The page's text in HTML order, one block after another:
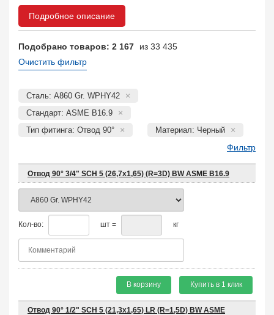
Подробное описание
Подобрано товаров: 2 167
из 33 435
Очистить фильтр
Сталь: A860 Gr. WPHY42
Стандарт: ASME B16.9
Тип фитинга: Отвод 90°
Материал: Черный
Фильтр
Отвод 90° 3/4" SCH 5 (26,7х1,65) (R=3D) BW ASME B16.9
Кол-во: шт = кг
В корзину Купить в 1 клик
Отвод 90° 1/2" SCH 5 (21,3х1,65) LR (R=1,5D) BW ASME